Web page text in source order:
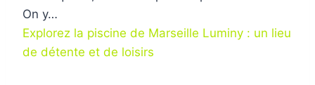
On y…
Explorez la piscine de Marseille Luminy : un lieu
de détente et de loisirs